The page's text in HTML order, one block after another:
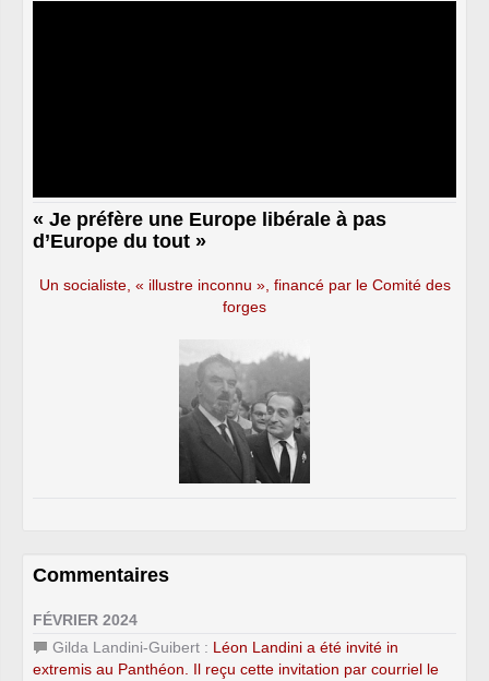
« Je préfère une Europe libérale à pas
d’Europe du tout »
Un socialiste, « illustre inconnu », financé par le Comité des
forges
Commentaires
FÉVRIER 2024
Gilda Landini-Guibert : Léon Landini a été invité in
extremis au Panthéon. Il reçu cette invitation par courriel le